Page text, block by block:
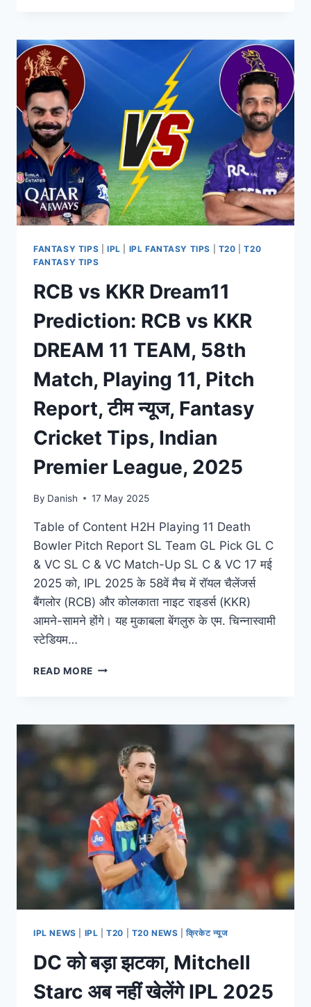
FANTASY TIPS IPL IPL FANTASY TIPS T20 |T20
FANTASY TIPS
RCB vs KKR Dream11
Prediction: RCB vs KKR
DREAM 11 TEAM, 58th
Match, Playing 11, Pitch
Report, टीम न्यूज, Fantasy
Cricket Tips, Indian
Premier League, 2025
By Danish 17 May 2025
Table of Content H2H Playing 11 Death
Bowler Pitch Report SL Team GL Pick GL C
& VC SL C & VC Match-Up SL C & VC 17 मई
2025 को, IPL 2025 के 58वें मैच में रॉयल चैलेंजर्स
बैंगलोर (RCB) और कोलकाता नाइट राइडर्स (KKR)
आमने-सामने होंगे। यह मुकाबला बेंगलुरु के एम. चिन्नास्वामी
स्टेडियम…
READ MORE
IPL NEWS IPL |T20 T20 NEWS |क्रिकेट न्यूज
DC को बड़ा झटका, Mitchell
Starc अब नहीं खेलेंगे IPL 2025